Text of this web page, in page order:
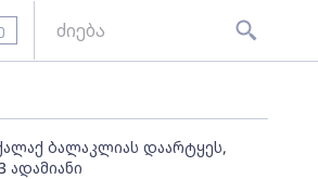
ბალაკლიას დაარტყეს,
ადამიანი